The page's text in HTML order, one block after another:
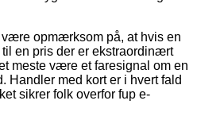
opmærksom på, at hvis en
en pris der er ekstraordinært
meste være et faresignal om en
Handler med kort er i hvert fald
sikrer folk overfor fup e-